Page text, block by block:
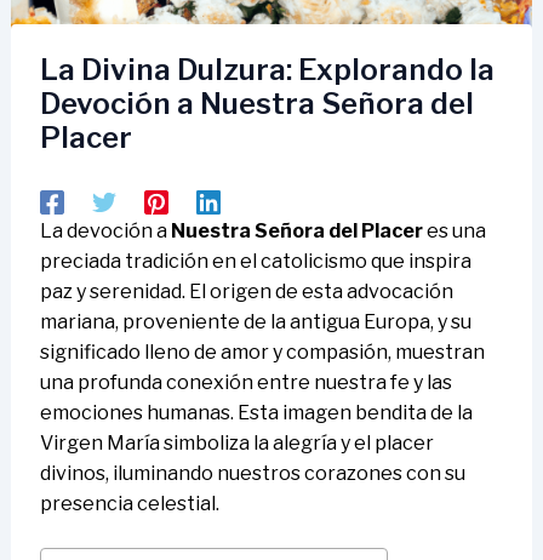
La Divina Dulzura: Explorando la
Devoción a Nuestra Señora del
Placer
La devoción a Nuestra Señora del Placeres una
preciada tradición en el catolicismo que inspira
paz y serenidad. El origen de esta advocación
mariana, proveniente de la antigua Europa, y su
significado lleno de amor y compasión, muestran
una profunda conexión entre nuestra fe y las
emociones humanas. Esta imagen bendita de la
Virgen María simboliza la alegría y el placer
divinos, iluminando nuestros corazones con su
presencia celestial.